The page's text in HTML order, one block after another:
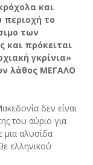
και
το
των
και πρόκειται
γκρίνια»
λάθος ΜΕΓΑΛΟ
δεν είναι
του αύριο για
μια αλυσίδα
ελληνικού